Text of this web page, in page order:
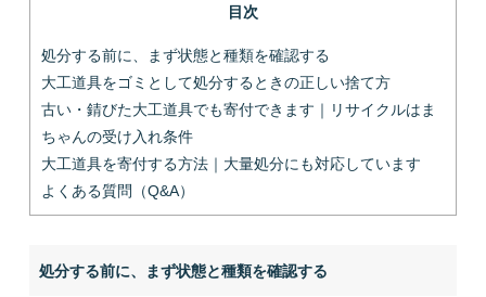
目次
処分する前に、まず状態と種類を確認する
大工道具をゴミとして処分するときの正しい捨て方
古い・錆びた大工道具でも寄付できます｜リサイクルはま
ちゃんの受け入れ条件
大工道具を寄付する方法｜大量処分にも対応しています
よくある質問（Q&A）
処分する前に、まず状態と種類を確認する